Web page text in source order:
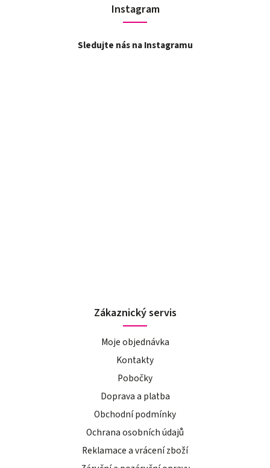
Instagram
Sledujte nás na Instagramu
Zákaznický servis
Moje objednávka
Kontakty
Pobočky
Doprava a platba
Obchodní podmínky
Ochrana osobních údajů
Reklamace a vrácení zboží